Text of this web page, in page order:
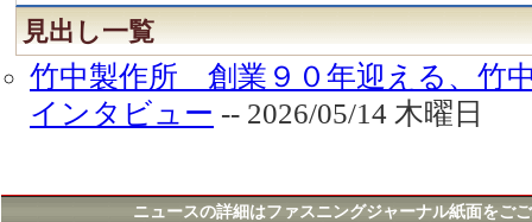
見出し一覧
竹中製作所 創業９０年迎える、竹
インタビュー -- 2026/05/14 木曜日
ニュースの詳細はファスニングジャーナル紙面をご